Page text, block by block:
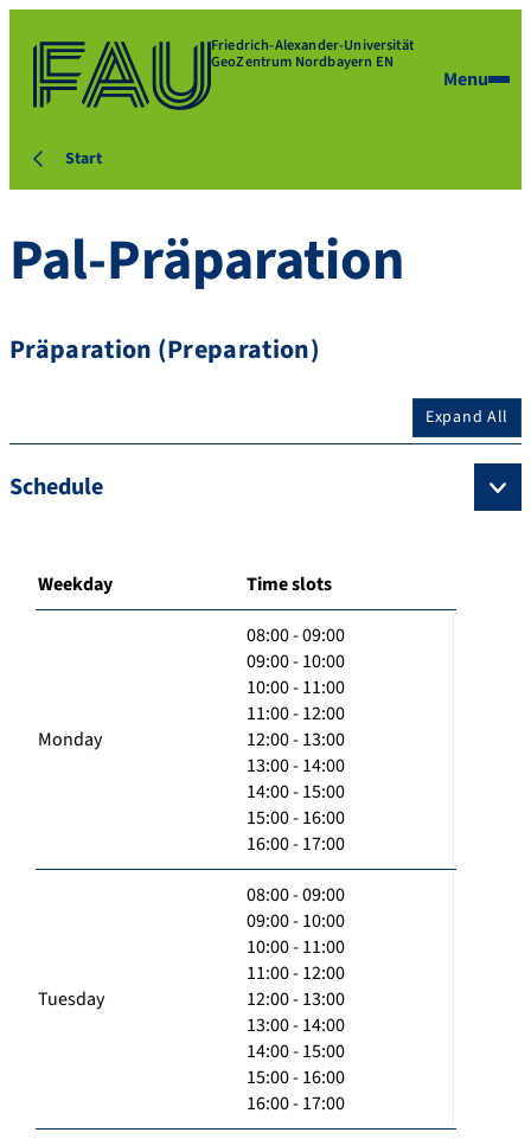
Friedrich-Alexander-Universität
GeoZentrum Nordbayern EN
Menu
Start
Pal-Präparation
Präparation (Preparation)
Expand All
Schedule
Weekday Time slots
Monday
08:00 - 09:00
09:00 - 10:00
10:00 - 11:00
11:00 - 12:00
12:00 - 13:00
13:00 - 14:00
14:00 - 15:00
15:00 - 16:00
16:00 - 17:00
Tuesday
08:00 - 09:00
09:00 - 10:00
10:00 - 11:00
11:00 - 12:00
12:00 - 13:00
13:00 - 14:00
14:00 - 15:00
15:00 - 16:00
16:00 - 17:00